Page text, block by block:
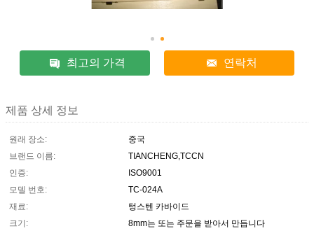
최고의 가격 연락처
제품 상세 정보
원래 장소:
중국
브랜드 이름:
TIANCHENG,TCCN
인증:
ISO9001
모델 번호:
TC-024A
재료:
텅스텐 카바이드
크기:
8mm는 또는 주문을 받아서 만듭니다